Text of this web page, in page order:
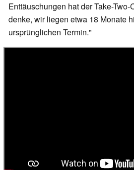
Enttäuschungen hat der Take-
denke, wir liegen etwa 18 Monate
ursprünglichen Termin."